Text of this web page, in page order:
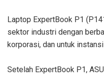
Laptop ExpertBook P1
sektor industri dengan
korporasi, dan untuk
Setelah ExpertBook P1,